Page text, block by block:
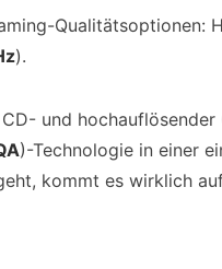
Qualitätsoptionen:
).
und
)-Technologie in einer
kommt es wirklich